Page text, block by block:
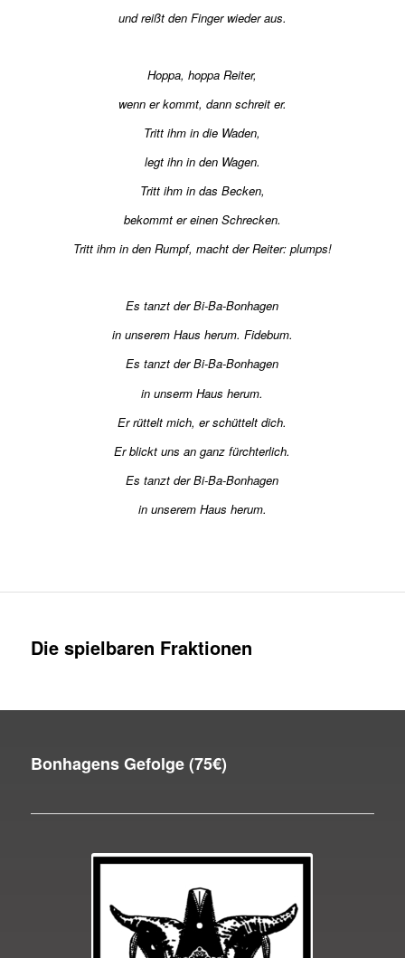
und reißt den Finger wieder aus.
Hoppa, hoppa Reiter,
wenn er kommt, dann schreit er.
Tritt ihm in die Waden,
legt ihn in den Wagen.
Tritt ihm in das Becken,
bekommt er einen Schrecken.
Tritt ihm in den Rumpf, macht der Reiter: plumps!
Es tanzt der Bi-Ba-Bonhagen
in unserem Haus herum. Fidebum.
Es tanzt der Bi-Ba-Bonhagen
in unserm Haus herum.
Er rüttelt mich, er schüttelt dich.
Er blickt uns an ganz fürchterlich.
Es tanzt der Bi-Ba-Bonhagen
in unserem Haus herum.
Die spielbaren Fraktionen
Bonhagens Gefolge (75€)